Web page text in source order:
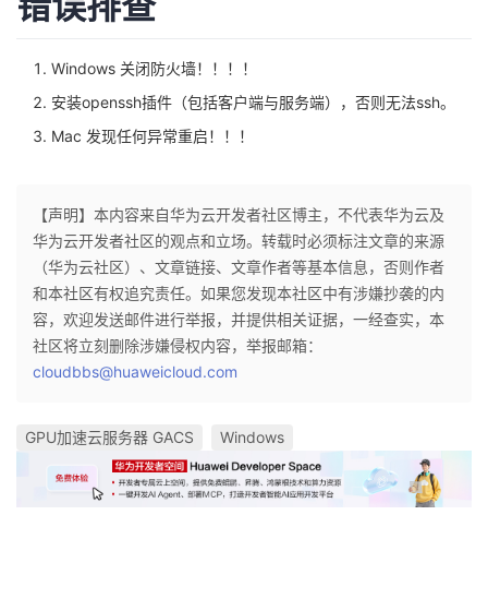
Windows 关闭防火墙！！！！
安装openssh插件（包括客户端与服务端），否则无法ssh。
Mac 发现任何异常重启！！！
【声明】本内容来自华为云开发者社区博主，不代表华为云及
华为云开发者社区的观点和立场。转载时必须标注文章的来源
（华为云社区）、文章链接、文章作者等基本信息，否则作者
和本社区有权追究责任。如果您发现本社区中有涉嫌抄袭的内
容，欢迎发送邮件进行举报，并提供相关证据，一经查实，本
社区将立刻删除涉嫌侵权内容，举报邮箱：
cloudbbs@huaweicloud.com
GPU加速云服务器 GACS Windows